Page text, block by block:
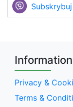
Information
Privacy &
Terms &